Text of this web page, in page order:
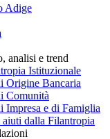
Adige
analisi e trend
Istituzionale
Origine Bancaria
Comunità
Impresa e di Famiglia
dalla Filantropia